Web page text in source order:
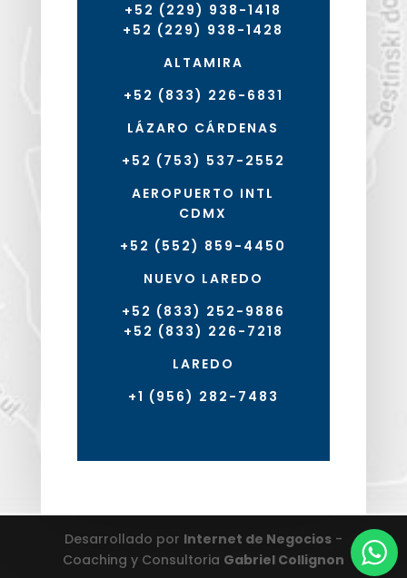
+52 (229) 938-1418
+52 (229) 938-1428
ALTAMIRA
+52 (833) 226-6831
LÁZARO CÁRDENAS
+52 (753) 537-2552
AEROPUERTO INTL
CDMX
+52 (552) 859-4450
NUEVO LAREDO
+52 (833) 252-9886
+52 (833) 226-7218
LAREDO
+1 (956) 282-7483
Desarrollado por Internet de Negocios-
Coaching y Consultoria Gabriel Collignon